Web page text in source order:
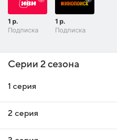
1 р.
Подписка
1 р.
Подписка
Серии 2 сезона
1 серия
2 серия